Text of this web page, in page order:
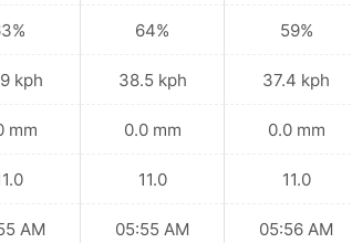
kph
mm
AM
64%
38.5 kph
0.0 mm
11.0
05:55 AM
59%
37.4 kph
0.0 mm
11.0
05:56 AM